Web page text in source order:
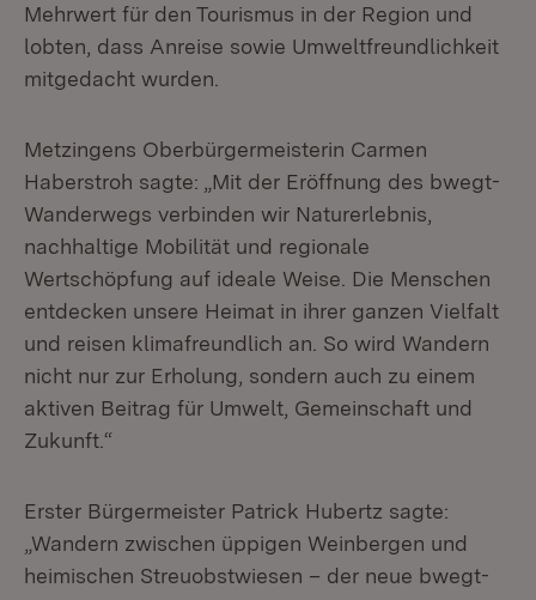
Mehrwert für den Tourismus in der Region und
lobten, dass Anreise sowie Umweltfreundlichkeit
mitgedacht wurden.
Metzingens Oberbürgermeisterin Carmen
Haberstroh sagte: „Mit der Eröffnung des bwegt-
Wanderwegs verbinden wir Naturerlebnis,
nachhaltige Mobilität und regionale
Wertschöpfung auf ideale Weise. Die Menschen
entdecken unsere Heimat in ihrer ganzen Vielfalt
und reisen klimafreundlich an. So wird Wandern
nicht nur zur Erholung, sondern auch zu einem
aktiven Beitrag für Umwelt, Gemeinschaft und
Zukunft.“
Erster Bürgermeister Patrick Hubertz sagte:
„Wandern zwischen üppigen Weinbergen und
heimischen Streuobstwiesen – der neue bwegt-